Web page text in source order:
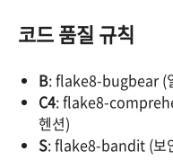
코드 품질 규칙
B: flake8-bugbear (
C4: flake8-
헨션)
S: flake8-bandit (보